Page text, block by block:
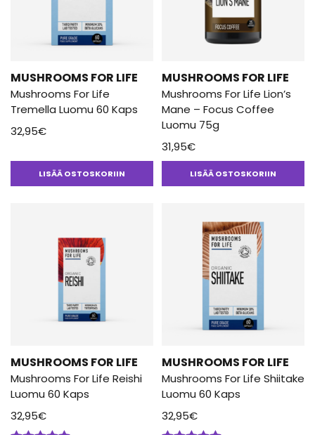
MUSHROOMS FOR LIFE
Mushrooms For Life
Tremella Luomu 60 Kaps
32,95€
LISÄÄ OSTOSKORIIN
MUSHROOMS FOR LIFE
Mushrooms For Life Lion’s
Mane – Focus Coffee
Luomu 75g
31,95€
LISÄÄ OSTOSKORIIN
MUSHROOMS FOR LIFE
Mushrooms For Life Reishi
Luomu 60 Kaps
32,95€
MUSHROOMS FOR LIFE
Mushrooms For Life Shiitake
Luomu 60 Kaps
32,95€